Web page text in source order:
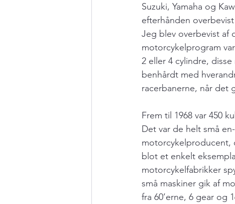
Suzuki, Yamaha og
efterhånden
Jeg blev overbevist af
motorcykelprogram
2 eller 4 cylindre,
benhårdt med
racerbanerne, når det
Frem til 1968 var 450
Det var de helt små
motorcykelproducent,
blot et enkelt
motorcykelfabrikker
små maskiner gik af
fra 60’erne, 6 gear og